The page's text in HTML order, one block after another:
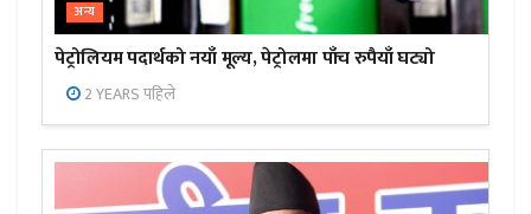
अन्य
पेट्रोलियम पदार्थको नयाँ मूल्य, पेट्रोलमा पाँच रुपैयाँ घट्यो
2 YEARS पहिले